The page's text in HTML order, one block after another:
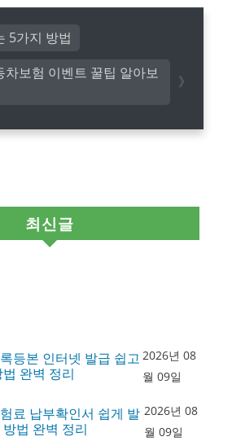
차보험 이벤트 꿀팁 알아보
5가지 방법
최신글
등본 인터넷 발급 쉽고
완벽 정리
2026년 08
월 09일
료 납부확인서 쉽게 발
법 완벽 정리
2026년 08
월 09일